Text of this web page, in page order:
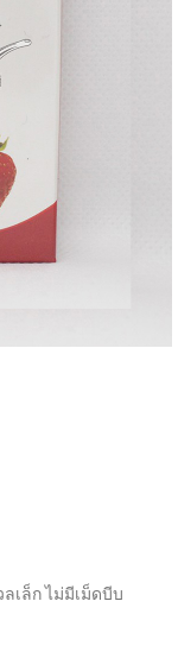
เล็ก ไม่มีเม็ดบีบ